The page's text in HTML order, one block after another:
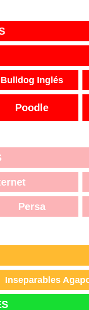
Bulldog Inglés
Poodle
Persa
Inseparables